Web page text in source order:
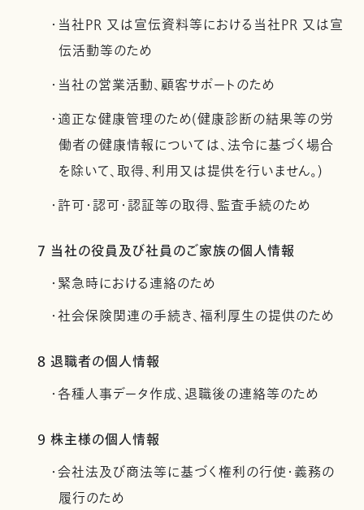
・当社PR 又は宣伝資料等における当社PR 又は宣
伝活動等のため
・当社の営業活動、顧客サポートのため
・適正な健康管理のため(健康診断の結果等の労
働者の健康情報については、法令に基づく場合
を除いて、取得、利用又は提供を行いません。)
・許可・認可・認証等の取得、監査手続のため
7 当社の役員及び社員のご家族の個人情報
・緊急時における連絡のため
・社会保険関連の手続き、福利厚生の提供のため
8 退職者の個人情報
・各種人事データ作成、退職後の連絡等のため
9 株主様の個人情報
・会社法及び商法等に基づく権利の行使・義務の
履行のため